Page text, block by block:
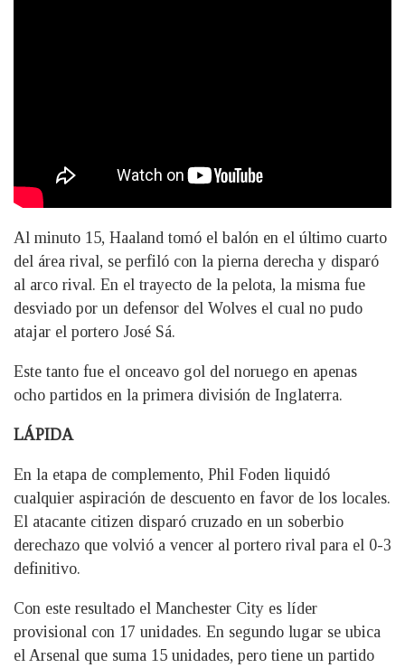
Al minuto 15, Haaland tomó el balón en el último cuarto
del área rival, se perfiló con la pierna derecha y disparó
al arco rival. En el trayecto de la pelota, la misma fue
desviado por un defensor del Wolves el cual no pudo
atajar el portero José Sá.
Este tanto fue el onceavo gol del noruego en apenas
ocho partidos en la primera división de Inglaterra.
LÁPIDA
En la etapa de complemento, Phil Foden liquidó
cualquier aspiración de descuento en favor de los locales.
El atacante citizen disparó cruzado en un soberbio
derechazo que volvió a vencer al portero rival para el 0-3
definitivo.
Con este resultado el Manchester City es líder
provisional con 17 unidades. En segundo lugar se ubica
el Arsenal que suma 15 unidades, pero tiene un partido